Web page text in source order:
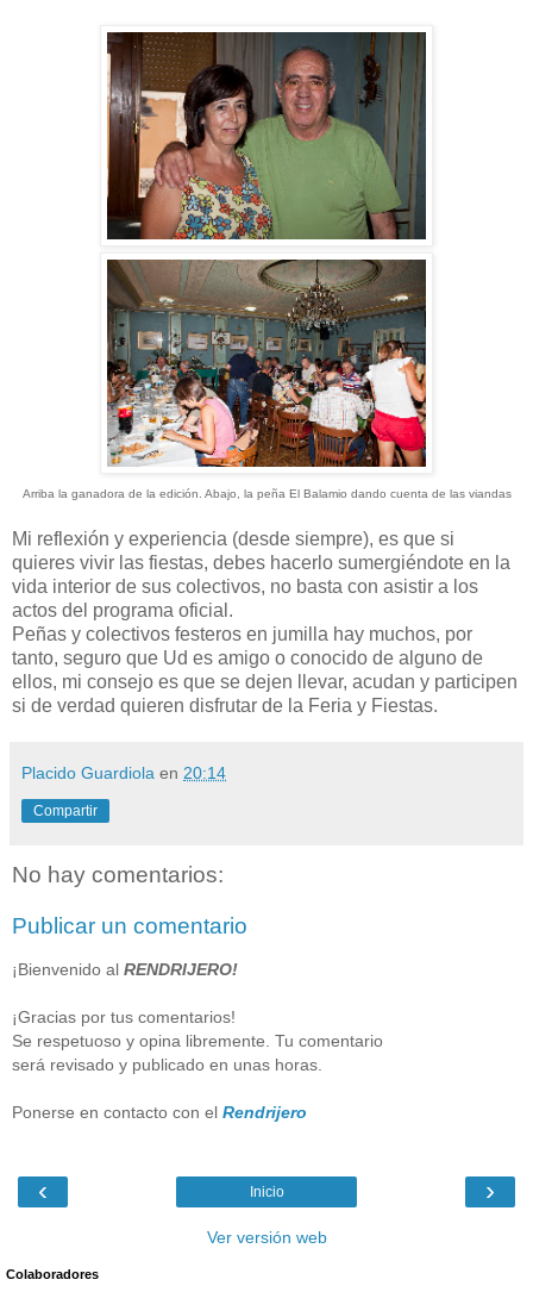
Arriba la ganadora de la edición. Abajo, la peña El Balamio dando cuenta de las viandas
Mi reflexión y experiencia (desde siempre), es que si
quieres vivir las fiestas, debes hacerlo sumergiéndote en la
vida interior de sus colectivos, no basta con asistir a los
actos del programa oficial.
Peñas y colectivos festeros en jumilla hay muchos, por
tanto, seguro que Ud es amigo o conocido de alguno de
ellos, mi consejo es que se dejen llevar, acudan y participen
si de verdad quieren disfrutar de la Feria y Fiestas.
Placido Guardiola en 20:14
Compartir
No hay comentarios:
Publicar un comentario
¡Bienvenido al RENDRIJERO!
¡Gracias por tus comentarios!
Se respetuoso y opina libremente. Tu comentario
será revisado y publicado en unas horas.
Ponerse en contacto con el Rendrijero
‹ ›
Inicio
Ver versión web
Colaboradores